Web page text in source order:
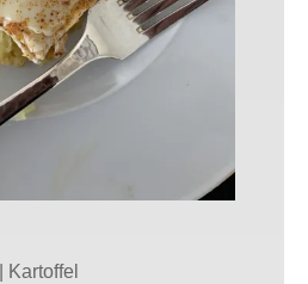
Kartoffel